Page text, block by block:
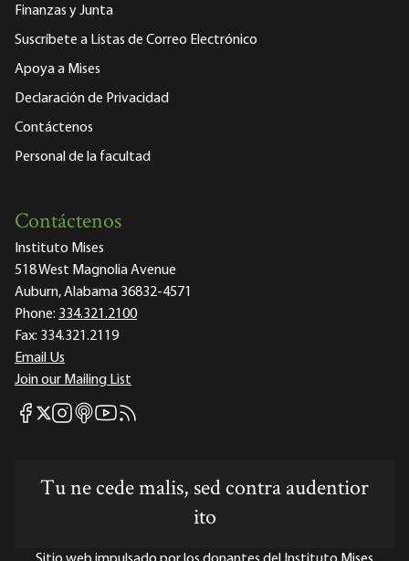
Finanzas y Junta
Suscríbete a Listas de Correo Electrónico
Apoya a Mises
Declaración de Privacidad
Contáctenos
Personal de la facultad
Contáctenos
Instituto Mises
518 West Magnolia Avenue
Auburn, Alabama 36832-4571
Phone: 334.321.2100
Fax: 334.321.2119
Email Us
Join our Mailing List
Mises Facebook
Mises X
Mises Instagram
Mises itunes
Mises Youtube
Mises RSS feed
Tu ne cede malis, sed contra audentior
ito